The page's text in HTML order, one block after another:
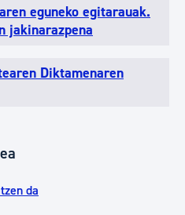
eguneko egitarauak.
jakinarazpena
Diktamenaren
da